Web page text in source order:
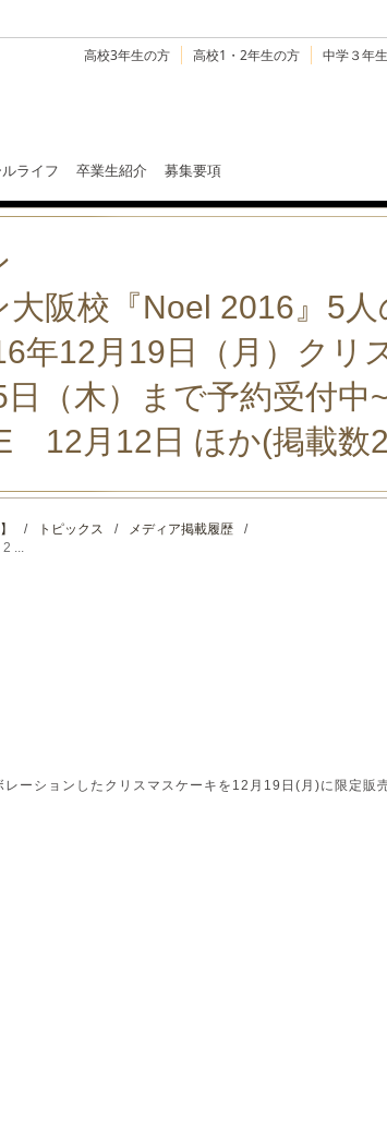
高校3年生の方 高校1・2年生の方 中学３年
ライフ 卒業生紹介 募集要項
阪校『Noel 2016』5
年12月19日（月）クリ
（木）まで予約受付中
12月12日 ほか(掲載数
/ トピックス / メディア掲載履歴
/
...
ーションしたクリスマスケーキを12月19日(月)に限定販